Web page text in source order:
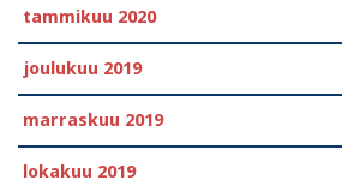
tammikuu 2020
joulukuu 2019
marraskuu 2019
lokakuu 2019